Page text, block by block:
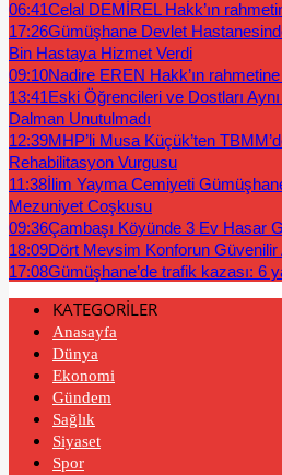
06:41Celal DEMİREL Hakk’ın
17:26Gümüşhane Devlet
Bin Hastaya Hizmet Verdi
09:10Nadire EREN Hakk’ın
13:41Eski Öğrencileri ve Dostları
Dalman Unutulmadı
12:39MHP’li Musa Küçük’ten
Rehabilitasyon Vurgusu
11:38İlim Yayma Cemiyeti
Mezuniyet Coşkusu
09:36Çambaşı Köyünde 3 Ev Hasar
18:09Dört Mevsim Konforun Güvenilir
17:08Gümüşhane’de trafik kazası: 6
KATEGORİLER
Anasayfa
Dünya
Ekonomi
Gündem
Sağlık
Siyaset
Spor